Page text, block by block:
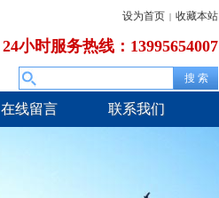
设为首页 | 收藏本站
24小时服务热线：13995654007
在线留言 联系我们